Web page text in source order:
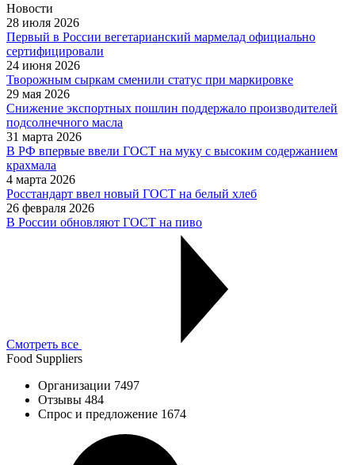
Новости
28 июля 2026
Первый в России вегетарианский мармелад официально
сертифицировали
24 июня 2026
Творожным сыркам сменили статус при маркировке
29 мая 2026
Снижение экспортных пошлин поддержало производителей
подсолнечного масла
31 марта 2026
В РФ впервые ввели ГОСТ на муку с высоким содержанием
крахмала
4 марта 2026
Росстандарт ввел новый ГОСТ на белый хлеб
26 февраля 2026
В России обновляют ГОСТ на пиво
Смотреть все
Food Suppliers
Организации 7497
Отзывы 484
Спрос и предложение 1674